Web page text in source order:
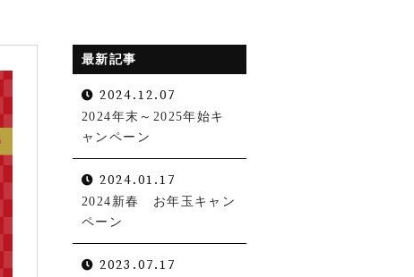
最新記事
2024.12.07
2024年末～2025年始キ
ャンペーン
2024.01.17
2024新春 お年玉キャン
ペーン
2023.07.17